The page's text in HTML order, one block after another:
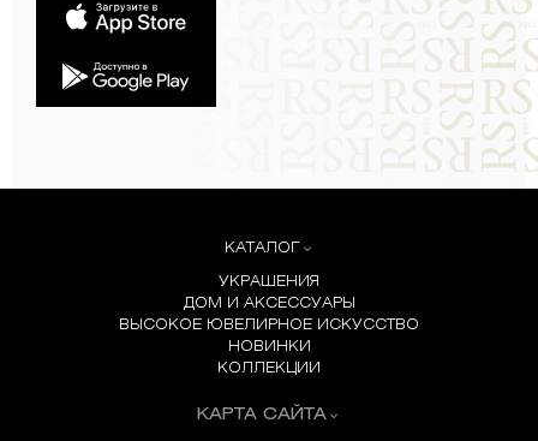
КАТАЛОГ
УКРАШЕНИЯ
ДОМ И АКСЕССУАРЫ
ВЫСОКОЕ ЮВЕЛИРНОЕ ИСКУССТВО
НОВИНКИ
КОЛЛЕКЦИИ
КАРТА САЙТА